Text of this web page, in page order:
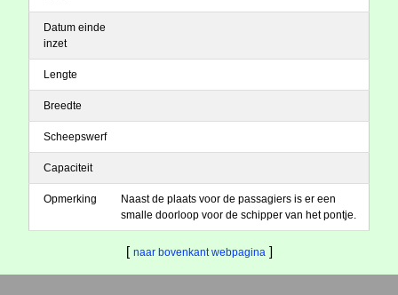
Datum einde
inzet
Lengte
Breedte
Scheepswerf
Capaciteit
Opmerking
Naast de plaats voor de passagiers is er een
smalle doorloop voor de schipper van het pontje.
[ naar bovenkant webpagina ]